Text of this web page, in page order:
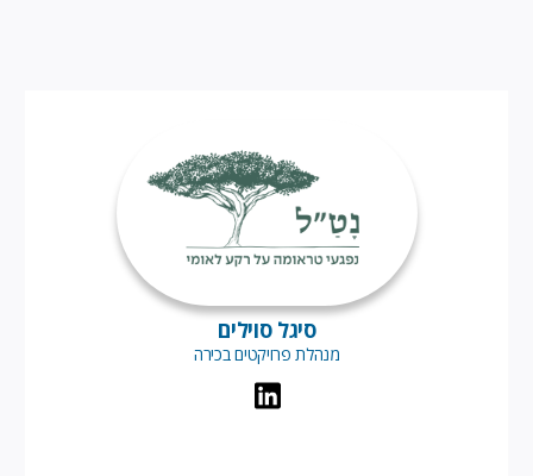
סיגל סוילים
מנהלת פרויקטים בכירה